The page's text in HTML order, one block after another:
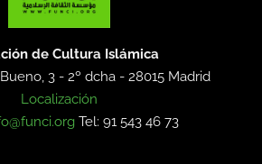
de Cultura Islámica
3 - 2º dcha -28015 Madrid
Localización
Tel: 91 543 46 73